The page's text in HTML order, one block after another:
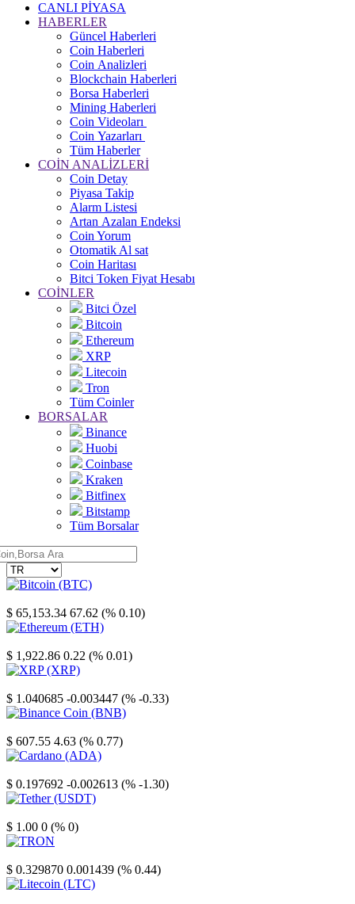
CANLI PİYASA
HABERLER
Güncel Haberleri
Coin Haberleri
Coin Analizleri
Blockchain Haberleri
Borsa Haberleri
Mining Haberleri
Coin Videoları
Coin Yazarları
Tüm Haberler
COİN ANALİZLERİ
Coin Detay
Piyasa Takip
Alarm Listesi
Artan Azalan Endeksi
Coin Yorum
Otomatik Al sat
Coin Haritası
Bitci Token Fiyat Hesabı
COİNLER
Bitci Özel
Bitcoin
Ethereum
XRP
Litecoin
Tron
Tüm Coinler
BORSALAR
Binance
Huobi
Coinbase
Kraken
Bitfinex
Bitstamp
Tüm Borsalar
$ 65,153.34 67.62 (% 0.10)
$ 1,922.86 0.22 (% 0.01)
$ 1.040685 -0.003447 (% -0.33)
$ 607.55 4.63 (% 0.77)
$ 0.197692 -0.002613 (% -1.30)
$ 1.00 0 (% 0)
$ 0.329870 0.001439 (% 0.44)